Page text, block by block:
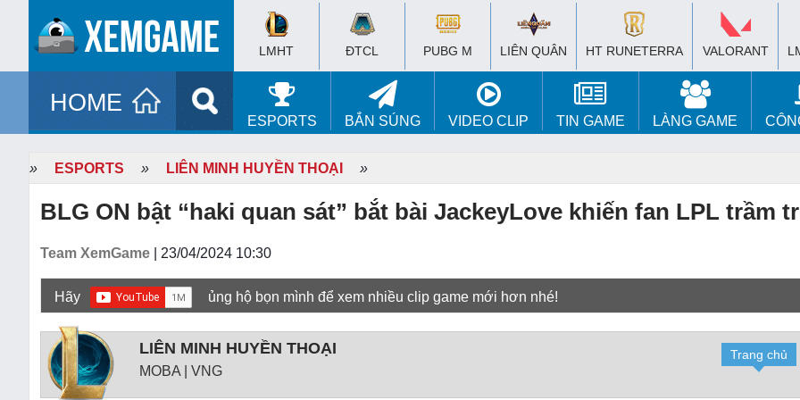
LMHT ĐTCL PUBG M LIÊN QUÂN HT RUNETERRA VALORANT
HOME
ESPORTS BẮN SÚNG VIDEO CLIP TIN GAME LÀNG GAME
» ESPORTS » LIÊN MINH HUYỀN THOẠI »
BLG ON bật “haki quan sát” bắt bài JackeyLove khiến fan LPL trầm
Team XemGame | 23/04/2024 10:30
Hãy ủng hộ bọn mình để xem nhiều clip game mới hơn nhé!
LIÊN MINH HUYỀN THOẠI
MOBA | VNG
Trang chủ